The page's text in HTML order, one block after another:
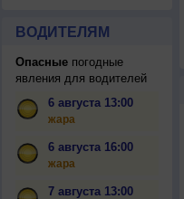
ВОДИТЕЛЯМ
Опасныепогодные
явления для водителей
6 августа 13:00
жара
6 августа 16:00
жара
7 августа 13:00